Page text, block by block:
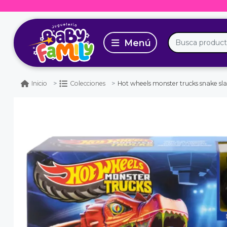
Inicio Colecciones Hot wheels monster trucks snake